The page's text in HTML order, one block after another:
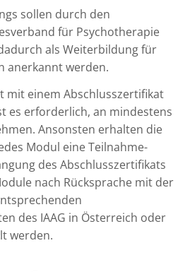
sollen durch den
für Psychotherapie
als Weiterbildung für
anerkannt werden.
mit einem Abschlusszertifikat
es erforderlich, an mindestens
Ansonsten erhalten die
Modul eine Teilnahme­
des Abschlusszertifikats
nach Rücksprache mit der
des IAAG in Österreich oder
werden.